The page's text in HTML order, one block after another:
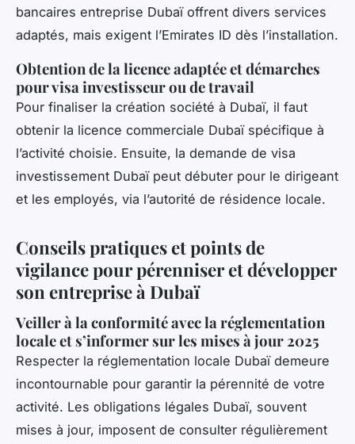
bancaires entreprise Dubaï offrent divers services
adaptés, mais exigent l’Emirates ID dès l’installation.
Obtention de la licence adaptée et démarches
pour visa investisseur ou de travail
Pour finaliser la création société à Dubaï, il faut
obtenir la licence commerciale Dubaï spécifique à
l’activité choisie. Ensuite, la demande de visa
investissement Dubaï peut débuter pour le dirigeant
et les employés, via l’autorité de résidence locale.
Conseils pratiques et points de
vigilance pour pérenniser et développer
son entreprise à Dubaï
Veiller à la conformité avec la réglementation
locale et s’informer sur les mises à jour 2025
Respecter la réglementation locale Dubaï demeure
incontournable pour garantir la pérennité de votre
activité. Les obligations légales Dubaï, souvent
mises à jour, imposent de consulter régulièrement